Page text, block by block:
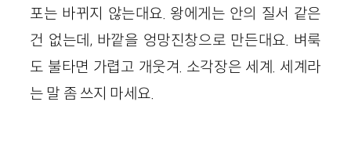
포는 바뀌지 않는대요. 왕에게는 안의 질서 같은
건 없는데, 바깥을 엉망진창으로 만든대요. 벼룩
도 불타면 가렵고 개웃겨. 소각장은 세계. 세계라
는 말 좀 쓰지 마세요.